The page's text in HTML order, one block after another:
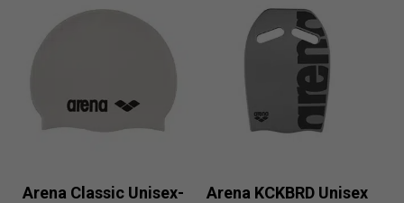
Arena Classic Unisex-
Arena KCKBRD Unisex